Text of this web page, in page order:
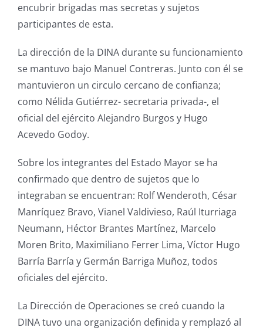
encubrir brigadas mas secretas y sujetos
participantes de esta.
La dirección de la DINA durante su funcionamiento
se mantuvo bajo Manuel Contreras. Junto con él se
mantuvieron un circulo cercano de confianza;
como Nélida Gutiérrez- secretaria privada-, el
oficial del ejército Alejandro Burgos y Hugo
Acevedo Godoy.
Sobre los integrantes del Estado Mayor se ha
confirmado que dentro de sujetos que lo
integraban se encuentran: Rolf Wenderoth, César
Manríquez Bravo, Vianel Valdivieso, Raúl Iturriaga
Neumann, Héctor Brantes Martínez, Marcelo
Moren Brito, Maximiliano Ferrer Lima, Víctor Hugo
Barría Barría y Germán Barriga Muñoz, todos
oficiales del ejército.
La Dirección de Operaciones se creó cuando la
DINA tuvo una organización definida y remplazó al